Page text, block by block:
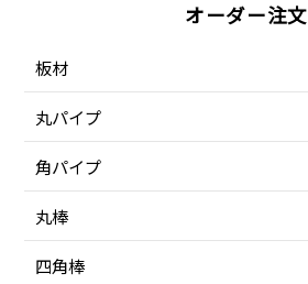
オーダー注文
板材
丸パイプ
角パイプ
丸棒
四角棒